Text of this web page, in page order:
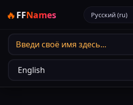
🔥 FFNames Выбрать язык
Язык вывода